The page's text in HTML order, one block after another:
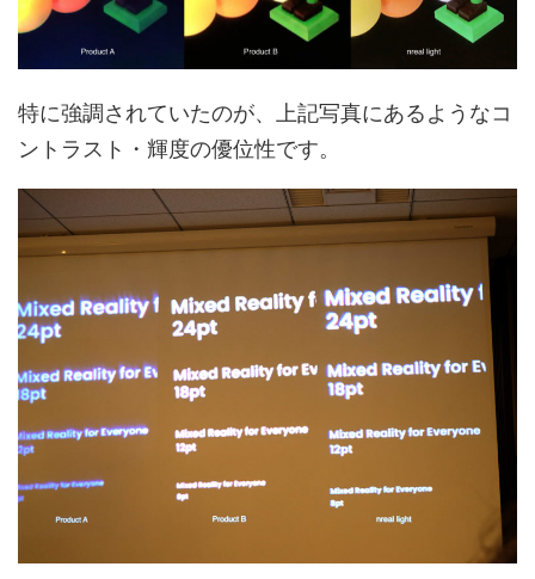
特に強調されていたのが、上記写真にあるようなコ
ントラスト・輝度の優位性です。